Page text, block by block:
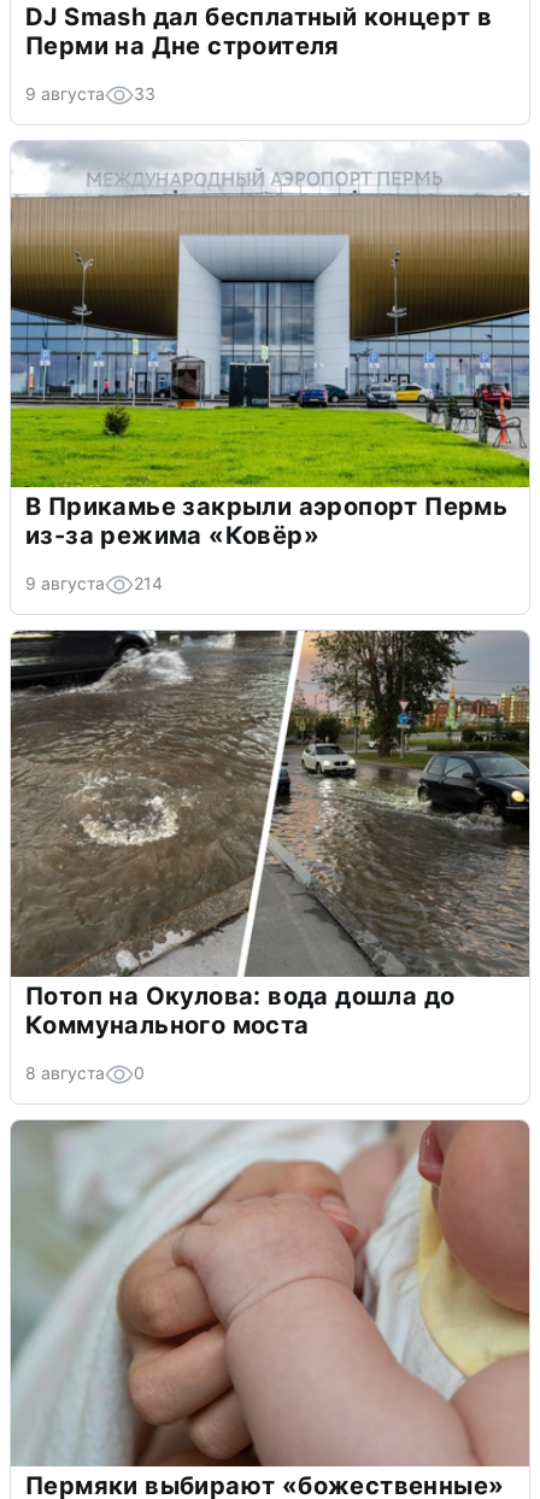
DJ Smash дал бесплатный концерт в
Перми на Дне строителя
9 августа 33
В Прикамье закрыли аэропорт Пермь
из-за режима «Ковёр»
9 августа 214
Потоп на Окулова: вода дошла до
Коммунального моста
8 августа 0
Пермяки выбирают «божественные»